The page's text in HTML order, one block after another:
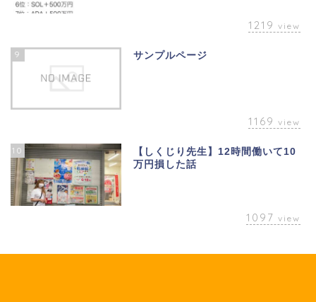
1219 view
9 サンプルページ
1169 view
10
【しくじり先生】12時間働いて10
万円損した話
1097 view